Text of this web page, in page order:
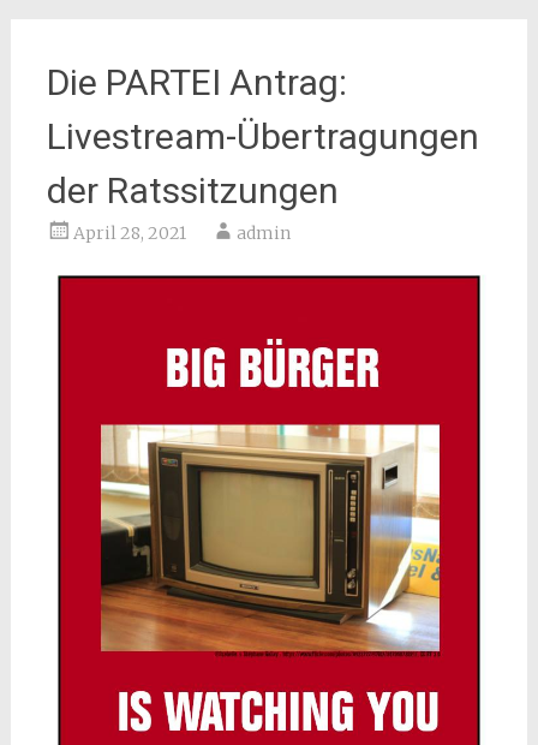
Die PARTEI Antrag:
Livestream-Übertragungen
der Ratssitzungen
April 28, 2021 admin